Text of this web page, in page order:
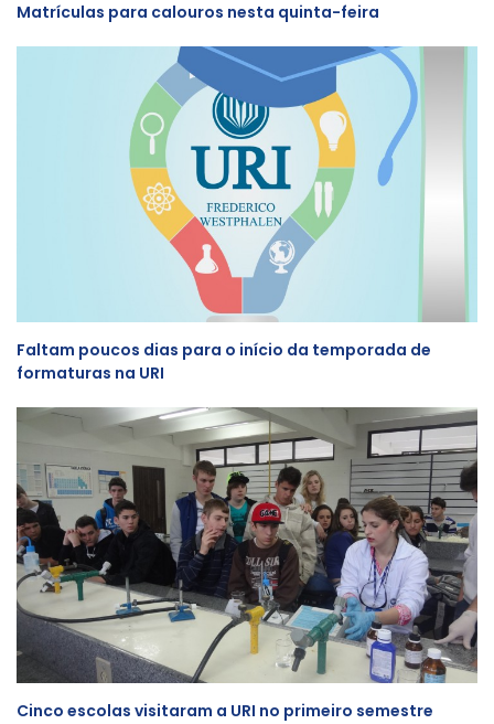
Matrículas para calouros nesta quinta-feira
Faltam poucos dias para o início da temporada de
formaturas na URI
Cinco escolas visitaram a URI no primeiro semestre